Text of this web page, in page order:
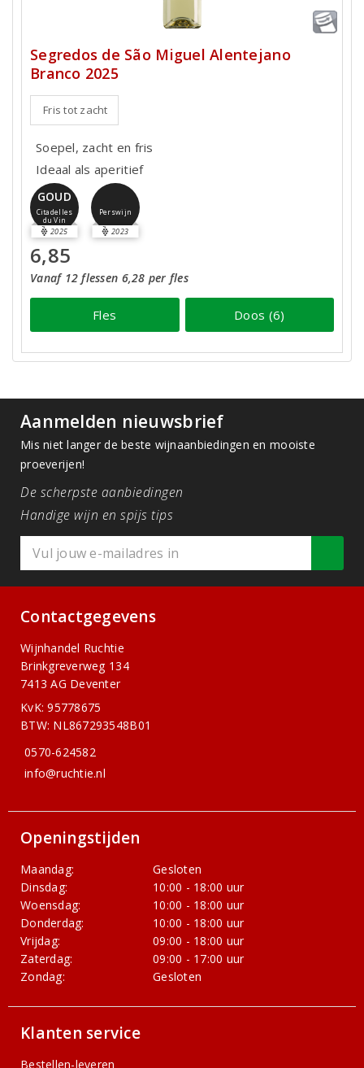
Segredos de São Miguel Alentejano
Branco 2025
Fris tot zacht
Soepel, zacht en fris
Ideaal als aperitief
GOUD
Citadelles
du Vin
2025
Perswijn
2023
6,85
Vanaf 12 flessen 6,28 per fles
Fles Doos (6)
Aanmelden nieuwsbrief
Mis niet langer de beste wijnaanbiedingen en mooiste
proeverijen!
De scherpste aanbiedingen
Handige wijn en spijs tips
Contactgegevens
Wijnhandel Ruchtie
Brinkgreverweg 134
7413 AG Deventer
KvK: 95778675
BTW: NL867293548B01
0570-624582
info@ruchtie.nl
Openingstijden
Maandag:
Gesloten
Dinsdag:
10:00 - 18:00 uur
Woensdag:
10:00 - 18:00 uur
Donderdag:
10:00 - 18:00 uur
Vrijdag:
09:00 - 18:00 uur
Zaterdag:
09:00 - 17:00 uur
Zondag:
Gesloten
Klanten service
Bestellen-leveren